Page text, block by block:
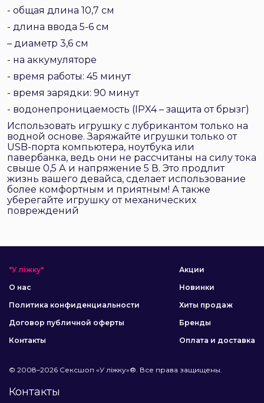
- общая длина 10,7 см
- длина ввода 5-6 см
– диаметр 3,6 см
- на аккумуляторе
- время работы: 45 минут
- время зарядки: 90 минут
- водонепроницаемость (IPX4 – защита от брызг)
Использовать игрушку с лубрикантом только на
водной основе. Заряжайте игрушки только от
USB-порта компьютера, ноутбука или
павербанка, ведь они не рассчитаны на силу тока
свыше 0,5 А и напряжение 5 В. Это продлит
жизнь вашего девайса, сделает использование
более комфортным и приятным! А также
уберегайте игрушку от механических
повреждений
"У ліжку"
О нас
Политика конфиденциальности
Договор публичной оферты
Контакты
Акции
Новинки
Хиты продаж
Бренды
Оплата и доставка
© 2008–2026 Сексшоп «У ліжку»®. Все права защищены.
Контакты